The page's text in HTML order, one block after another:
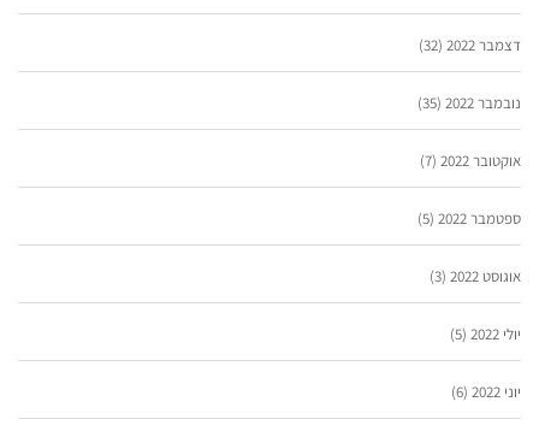
דצמבר 2022 (32)
נובמבר 2022 (35)
אוקטובר 2022 (7)
ספטמבר 2022 (5)
אוגוסט 2022 (3)
יולי 2022 (5)
יוני 2022 (6)